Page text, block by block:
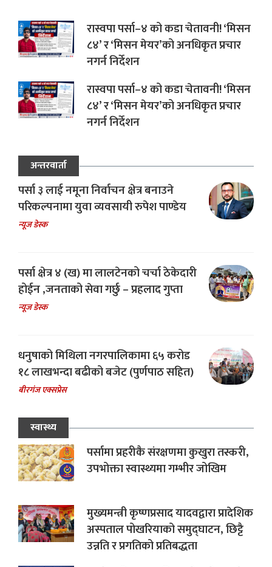
रास्वपा पर्सा–४ को कडा चेतावनी! ‘मिसन
८४’ र ‘मिसन मेयर’को अनधिकृत प्रचार
नगर्न निर्देशन
रास्वपा पर्सा–४ को कडा चेतावनी! ‘मिसन
८४’ र ‘मिसन मेयर’को अनधिकृत प्रचार
नगर्न निर्देशन
अन्तरवार्ता
पर्सा ३ लाई नमूना निर्वाचन क्षेत्र बनाउने
परिकल्पनामा युवा व्यवसायी रुपेश पाण्डेय
न्यूज डेस्क
पर्सा क्षेत्र ४ (ख) मा लालटेनको चर्चा ठेकेदारी
होईन ,जनताको सेवा गर्छु – प्रहलाद गुप्ता
न्यूज डेस्क
धनुषाको मिथिला नगरपालिकामा ६५ करोड
१८ लाखभन्दा बढीको बजेट (पुर्णपाठ सहित)
बीरगंज एक्सप्रेस
स्वास्थ्य
पर्सामा प्रहरीकै संरक्षणमा कुखुरा तस्करी,
उपभोक्ता स्वास्थ्यमा गम्भीर जोखिम
मुख्यमन्त्री कृष्णप्रसाद यादवद्वारा प्रादेशिक
अस्पताल पोखरियाको समुद्घाटन, छिट्टै
उन्नति र प्रगतिको प्रतिबद्धता